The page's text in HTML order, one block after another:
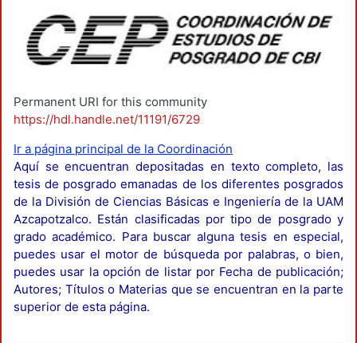
Permanent URI for this community
https://hdl.handle.net/11191/6729
Ir a página principal de la Coordinación
Aquí se encuentran depositadas en texto completo, las
tesis de posgrado emanadas de los diferentes posgrados
de la División de Ciencias Básicas e Ingeniería de la UAM
Azcapotzalco. Están clasificadas por tipo de posgrado y
grado académico. Para buscar alguna tesis en especial,
puedes usar el motor de búsqueda por palabras, o bien,
puedes usar la opción de listar por Fecha de publicación;
Autores; Títulos o Materias que se encuentran en la parte
superior de esta página.